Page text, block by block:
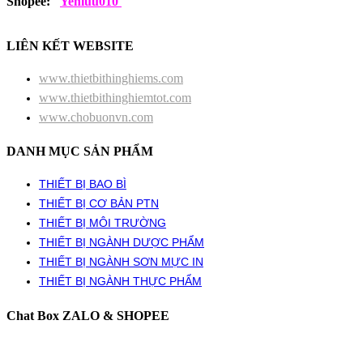
LIÊN KẾT WEBSITE
www.thietbithinghiems.com
www.thietbithinghiemtot.com
www.chobuonvn.com
DANH MỤC SẢN PHẨM
THIẾT BỊ BAO BÌ
THIẾT BỊ CƠ BẢN PTN
THIẾT BỊ MÔI TRƯỜNG
THIẾT BỊ NGÀNH DƯỢC PHẨM
THIẾT BỊ NGÀNH SƠN MỰC IN
THIẾT BỊ NGÀNH THỰC PHẨM
Chat Box ZALO & SHOPEE